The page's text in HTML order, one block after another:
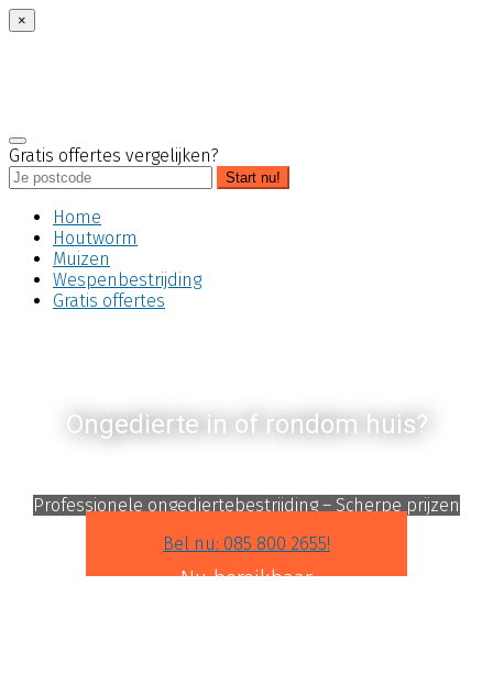
×
Gratis offertes vergelijken?
Start nu!
Home
Houtworm
Muizen
Wespenbestrijding
Gratis offertes
Ongedierte in of rondom huis?
Professionele ongediertebestrijding – Scherpe prijzen
Bel nu: 085 800 2655!
Nu bereikbaar